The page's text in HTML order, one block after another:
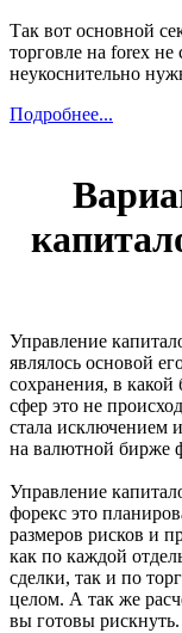
Так вот основной
торговле на forex
неукоснительно
Подробнее...
Управление
являлось основой
сохранения, в какой
сфер это не
стала исключением
на валютной бирже
Управление
форекс это
размеров рисков и
как по каждой
сделки, так и по
целом. А так же
вы готовы рискнуть.